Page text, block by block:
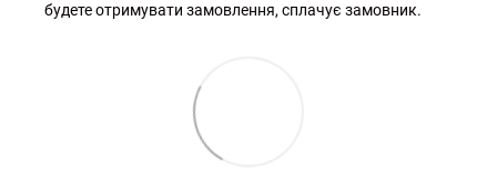
будете отримувати замовлення, сплачує замовник.